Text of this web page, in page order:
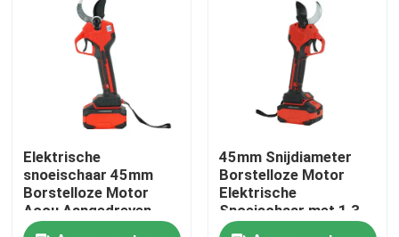
Over ons
fabrieksdisplay
Neem contact met ons op
Vraag een offerte
Elektrische
snoeischaar 45mm
Borstelloze Motor
Accu Aangedreven
Lichtgewicht Design
45mm Snijdiameter
Borstelloze Motor
Elektrische
Snoeischaar met 1,3
kg Lichtgewicht